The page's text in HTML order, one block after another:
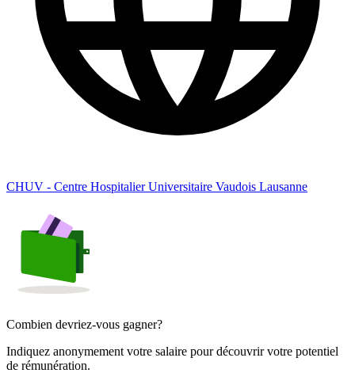
CHUV - Centre Hospitalier Universitaire Vaudois Lausanne
Combien devriez-vous gagner?
Indiquez anonymement votre salaire pour découvrir votre potentiel
de rémunération.